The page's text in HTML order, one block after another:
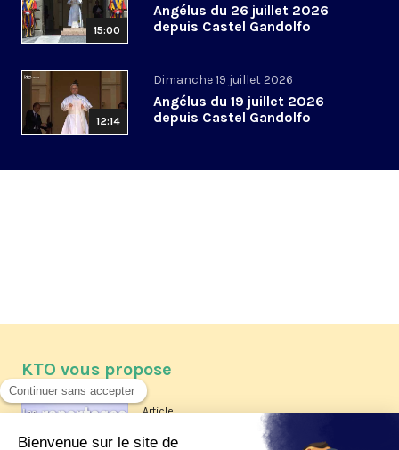
15:00
Angélus du 26 juillet 2026
depuis Castel Gandolfo
12:14
Dimanche 19 juillet 2026
Angélus du 19 juillet 2026
depuis Castel Gandolfo
KTO vous propose
Article
Les reportages d'été 2026 de KTO